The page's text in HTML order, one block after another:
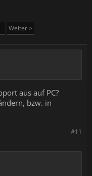
Weiter >
aus auf PC?
bzw. in
#11